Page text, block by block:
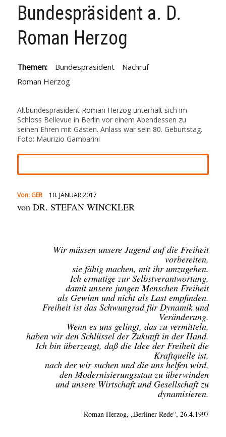
Bundespräsident a. D.
Roman Herzog
Themen: Bundespräsident
Nachruf
Roman Herzog
Altbundespräsident Roman Herzog unterhält sich im
Schloss Bellevue in Berlin vor einem Abendessen zu
seinen Ehren mit Gästen. Anlass war sein 80. Geburtstag.
Foto: Maurizio Gambarini
Von: GER 10. JANUAR 2017
von DR. STEFAN WINCKLER
Wir müssen unsere Jugend auf die Freiheit
vorbereiten,
sie fähig machen, mit ihr umzugehen.
Ich ermutige zur Selbstverantwortung,
damit unsere jungen Menschen Freiheit
als Gewinn und nicht als Last empfinden.
Freiheit ist das Schwungrad für Dynamik und
Veränderung.
Wenn es uns gelingt, das zu vermitteln,
haben wir den Schlüssel der Zukunft in der Hand.
Ich bin überzeugt, daß die Idee der Freiheit die
Kraftquelle ist,
nach der wir suchen und die uns helfen wird,
den Modernisierungsstau zu überwinden
und unsere Wirtschaft und Gesellschaft zu
dynamisieren.
Roman Herzog, „Berliner Rede“, 26.4.1997